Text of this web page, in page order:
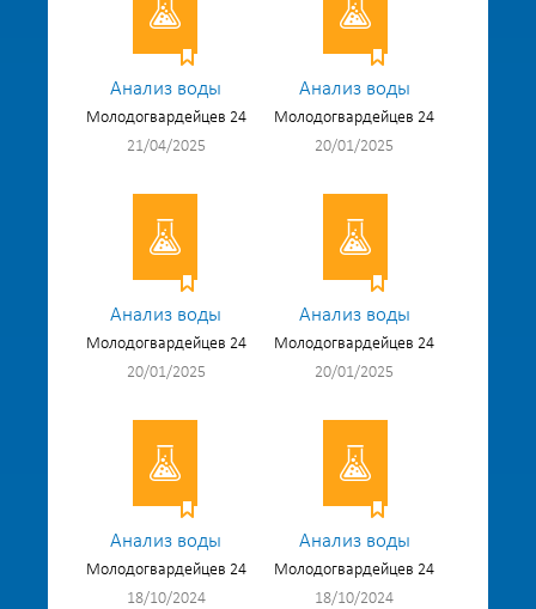
Анализ воды
Молодогвардейцев 24
21/04/2025
Анализ воды
Молодогвардейцев 24
20/01/2025
Анализ воды
Молодогвардейцев 24
20/01/2025
Анализ воды
Молодогвардейцев 24
20/01/2025
Анализ воды
Молодогвардейцев 24
18/10/2024
Анализ воды
Молодогвардейцев 24
18/10/2024